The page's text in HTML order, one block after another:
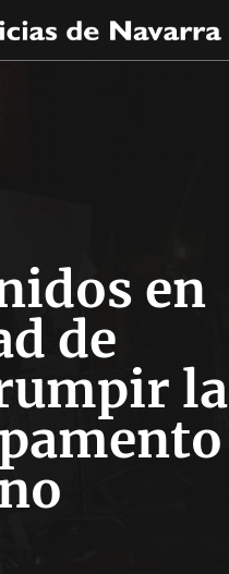
en
de
la